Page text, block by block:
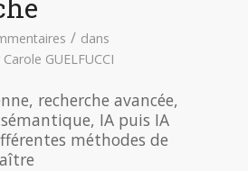
/ dans
Carole GUELFUCCI
recherche avancée,
IA puis IA
méthodes de